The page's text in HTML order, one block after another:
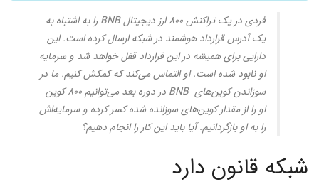
فردی در یک تراکنش ۸۰۰ ارز دیجیتال BNB را به اشتباه به
یک آدرس قرارداد هوشمند در شبکه ارسال کرده است. این
دارایی برای همیشه در این قرارداد قفل خواهد شد و سرمایه
او نابود شده است. او التماس می‌کند که کمکش کنیم. ما در
سوزاندن کوین‌هایBNB
در دوره بعد می‌توانیم ۸۰۰ کوین
او را از مقدار کوین‌های سوزانده شده کسر کرده و سرمایه‌اش
را به او بازگردانیم. آیا باید این کار را انجام دهیم؟
شبکه قانون دارد